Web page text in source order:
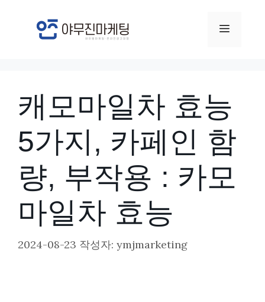
메
캐모마일차 효능
5가지, 카페인 함
량, 부작용 : 카모
마일차 효능
2024-08-23 작성자: ymjmarketing